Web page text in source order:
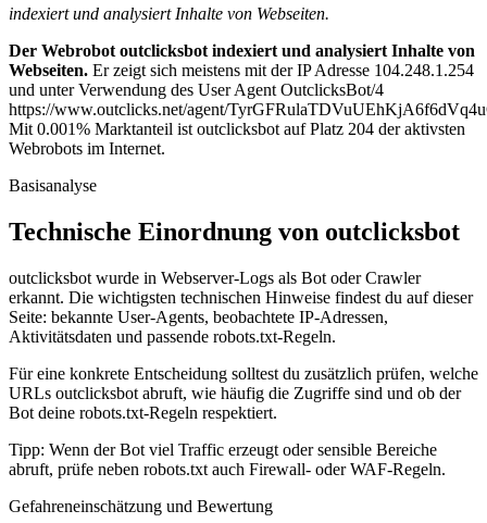
indexiert und analysiert Inhalte von Webseiten.
Der Webrobot outclicksbot indexiert und analysiert Inhalte von
Webseiten. Er zeigt sich meistens mit der IP Adresse 104.248.1.254
und unter Verwendung des User Agent OutclicksBot/4
https://www.outclicks.net/agent/
Mit 0.001% Marktanteil ist outclicksbot auf Platz 204 der aktivsten
Webrobots im Internet.
Basisanalyse
Technische Einordnung von outclicksbot
outclicksbot wurde in Webserver-Logs als Bot oder Crawler
erkannt. Die wichtigsten technischen Hinweise findest du auf dieser
Seite: bekannte User-Agents, beobachtete IP-Adressen,
Aktivitätsdaten und passende robots.txt-Regeln.
Für eine konkrete Entscheidung solltest du zusätzlich prüfen, welche
URLs outclicksbot abruft, wie häufig die Zugriffe sind und ob der
Bot deine robots.txt-Regeln respektiert.
Tipp: Wenn der Bot viel Traffic erzeugt oder sensible Bereiche
abruft, prüfe neben robots.txt auch Firewall- oder WAF-Regeln.
Gefahreneinschätzung und Bewertung